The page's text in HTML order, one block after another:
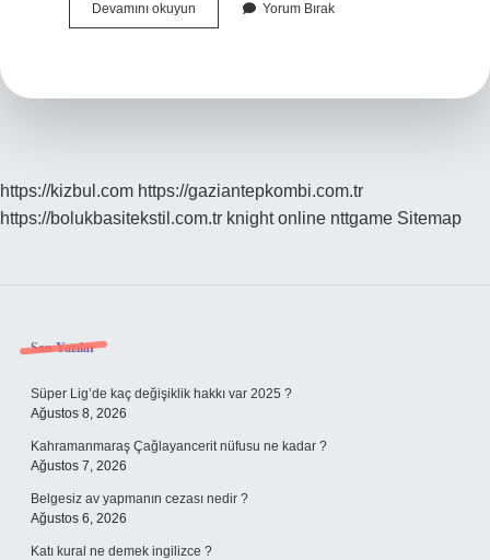
Devamını okuyun
En
Yorum Bırak
https://kizbul.com https://gaziantepkombi.com.tr
https://bolukbasitekstil.com.tr knight online nttgame Sitemap
Sidebar
Son Yazılar
Süper Lig’de kaç değişiklik hakkı var 2025 ?
Ağustos 8, 2026
Kahramanmaraş Çağlayancerit nüfusu ne kadar ?
Ağustos 7, 2026
Belgesiz av yapmanın cezası nedir ?
Ağustos 6, 2026
Katı kural ne demek ingilizce ?